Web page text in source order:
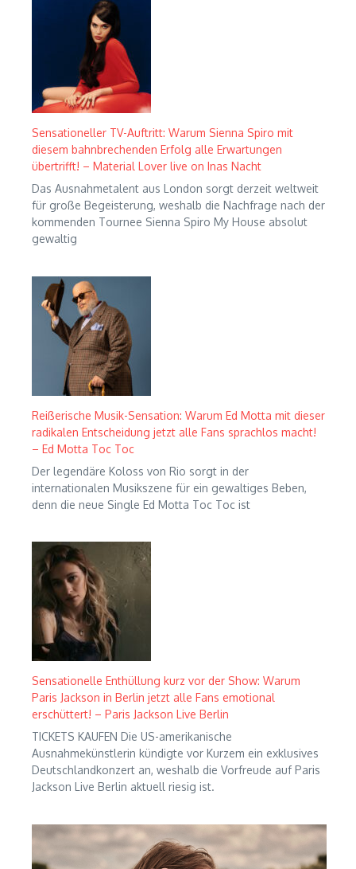
Sensationeller TV-Auftritt: Warum Sienna Spiro mit
diesem bahnbrechenden Erfolg alle Erwartungen
übertrifft! – Material Lover live on Inas Nacht
Das Ausnahmetalent aus London sorgt derzeit weltweit
für große Begeisterung, weshalb die Nachfrage nach der
kommenden Tournee Sienna Spiro My House absolut
gewaltig
Reißerische Musik-Sensation: Warum Ed Motta mit dieser
radikalen Entscheidung jetzt alle Fans sprachlos macht!
– Ed Motta Toc Toc
Der legendäre Koloss von Rio sorgt in der
internationalen Musikszene für ein gewaltiges Beben,
denn die neue Single Ed Motta Toc Toc ist
Sensationelle Enthüllung kurz vor der Show: Warum
Paris Jackson in Berlin jetzt alle Fans emotional
erschüttert! – Paris Jackson Live Berlin
TICKETS KAUFEN Die US-amerikanische
Ausnahmekünstlerin kündigte vor Kurzem ein exklusives
Deutschlandkonzert an, weshalb die Vorfreude auf Paris
Jackson Live Berlin aktuell riesig ist.